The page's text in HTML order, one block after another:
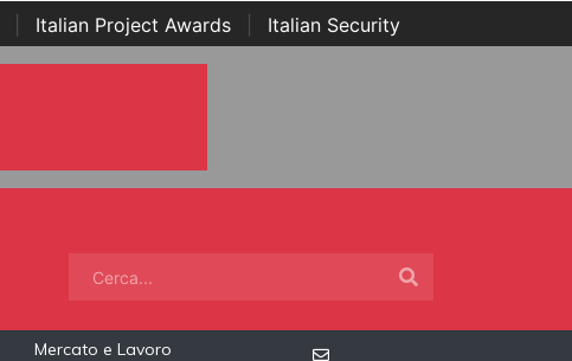
Italian Project Awards
Italian Security
Mercato e Lavoro